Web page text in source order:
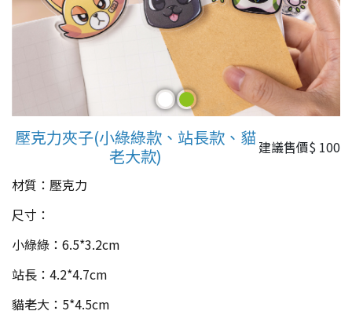
壓克力夾子(小綠綠款、站長款、貓
老大款)
建議售價$ 100
材質：壓克力
尺寸：
小綠綠：6.5*3.2cm
站長：4.2*4.7cm
貓老大：5*4.5cm